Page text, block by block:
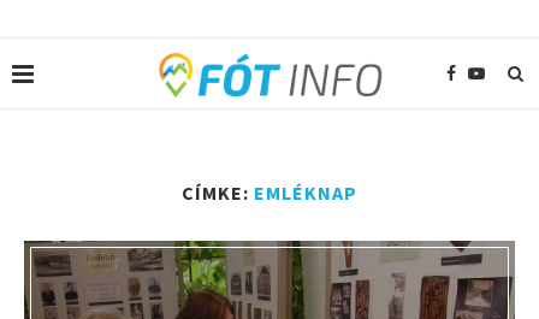
CÍMKE: EMLÉKNAP